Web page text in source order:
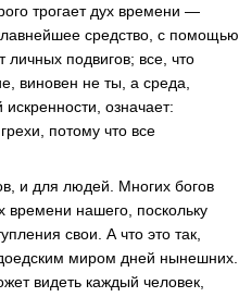
трогает дух времени —
средство, с помощью
личных подвигов; все, что
виновен не ты, а среда,
означает:
потому что все
и для людей. Многих богов
времени нашего, поскольку
свои. А что это так,
миром дней нынешних.
видеть каждый человек,